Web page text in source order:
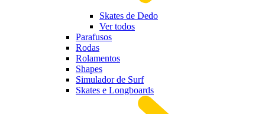
Skates de Dedo
Ver todos
Parafusos
Rodas
Rolamentos
Shapes
Simulador de Surf
Skates e Longboards